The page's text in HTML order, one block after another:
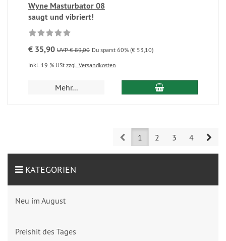
Wyne Masturbator 08
saugt und vibriert!
€ 35,90 UVP € 89,00 Du sparst 60% (€ 53,10)
inkl. 19 % USt zzgl. Versandkosten
Mehr...
Prev1 2 3 4
KATEGORIEN
Neu im August
Preishit des Tages